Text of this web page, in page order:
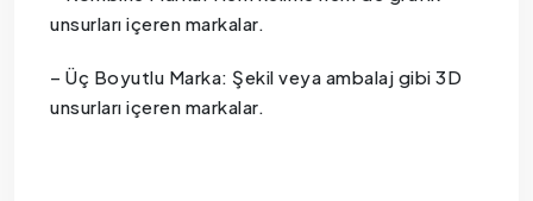
unsurları içeren markalar.
– Üç Boyutlu Marka: Şekil veya ambalaj gibi 3D
unsurları içeren markalar.